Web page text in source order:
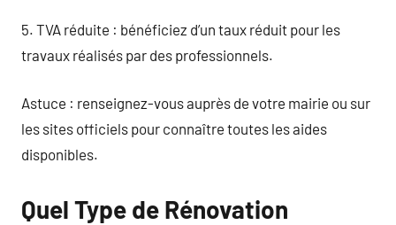
5. TVA réduite : bénéficiez d’un taux réduit pour les
travaux réalisés par des professionnels.
Astuce : renseignez-vous auprès de votre mairie ou sur
les sites officiels pour connaître toutes les aides
disponibles.
Quel Type de Rénovation